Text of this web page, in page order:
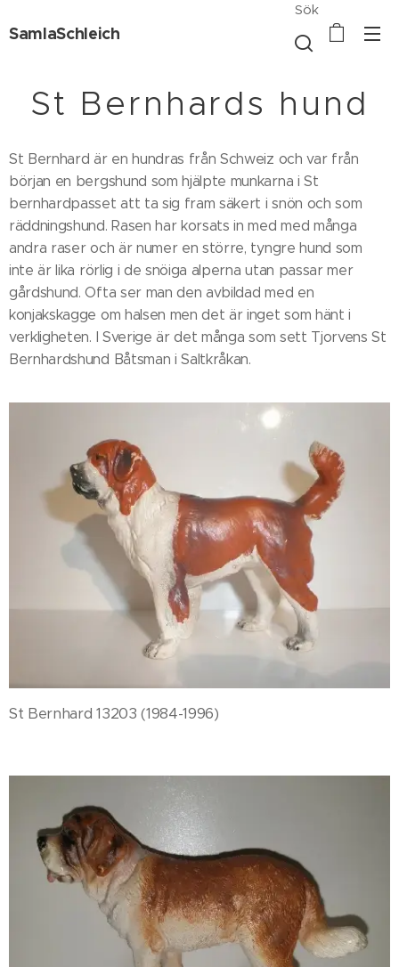
SamlaSchleich
Sök
St Bernhards hund
St Bernhard är en hundras från Schweiz och var från
början en bergshund som hjälpte munkarna i St
bernhardpasset att ta sig fram säkert i snön och som
räddningshund. Rasen har korsats in med med många
andra raser och är numer en större, tyngre hund som
inte är lika rörlig i de snöiga alperna utan passar mer
gårdshund. Ofta ser man den avbildad med en
konjakskagge om halsen men det är inget som hänt i
verkligheten. I Sverige är det många som sett Tjorvens St
Bernhardshund Båtsman i Saltkråkan.
St Bernhard 13203 (1984-1996)